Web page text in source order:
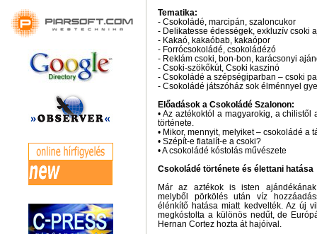
Tematika:
- Csokoládé, marcipán, szaloncukor
- Delikatesse édességek, exkluzív csoki
- Kakaó, kakaóbab, kakaópor
- Forrócsokoládé, csokoládézó
- Reklám csoki, bon-bon, karácsonyi
- Csoki-szökőkút, Csoki kaszinó
- Csokoládé a szépségiparban – csoki
- Csokoládé játszóház sok élménnyel
Előadások a Csokoládé Szalonon:
• Az aztékoktól a magyarokig, a
története.
• Mikor, mennyit, melyiket – csokoládé a
• Szépít-e fiatalít-e a csoki?
• A csokoládé kóstolás művészete
Csokoládé története és élettani hatása
Már az aztékok is isten
melyből pörkölés után víz
élénkítő hatása miatt kedvelték. Az új
megkóstolta a különös nedűt, de
Hernan Cortez hozta át hajóival.